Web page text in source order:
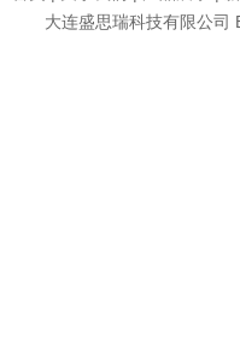
大连盛思瑞科技有限公司